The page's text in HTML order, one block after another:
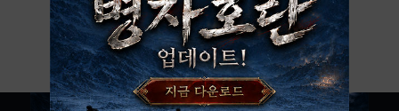
아이디 / 비밀번호 찾기 회원가입